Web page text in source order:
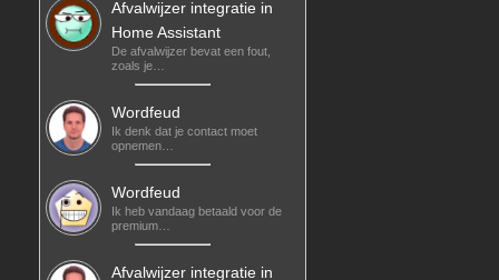
Afvalwijzer integratie in
Home Assistant
De afvalwijzer bevat een fout,
zoals je…
Wordfeud
Ik denk dat je contact moet
opnemen…
Wordfeud
Ik heb vandaag betaald voor de
premium…
Afvalwijzer integratie in